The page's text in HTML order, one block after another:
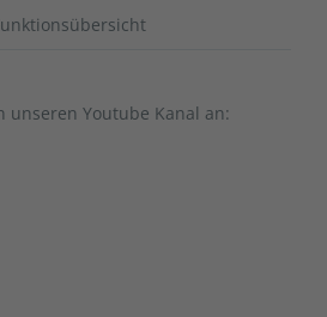
unseren Youtube Kanal an: